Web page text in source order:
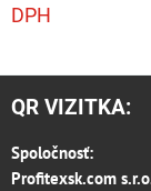
DPH
QR VIZITKA:
Spoločnosť:
Profitexsk.com